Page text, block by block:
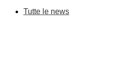
Tutte le news